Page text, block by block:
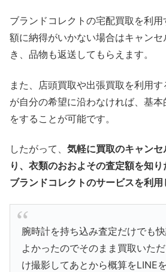
ブランドコレクトの宅配買取を利
額に納得がいかない場合はキャン
き、品物も返送してもらえます。
また、店頭買取や出張買取を利用
が自分の希望に沿わなければ、基
をすることが可能です。
したがって、 気軽に買取のキャン
り、衣類のおおよその査定額を知
ブランドコレクトのサービスを利用
腕時計を持ち込み査定だけでも
よかったのでそのまま買取いた
け撮影してあとから概算をLINE